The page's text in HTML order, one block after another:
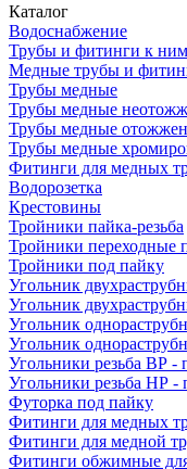
Каталог
Водоснабжение
Трубы и фитинги к ним
Медные трубы и
Трубы медные
Трубы медные
Трубы медные
Трубы медные
Фитинги для медных
Водорозетка
Крестовины
Тройники пайка-резьба
Тройники переходные
Тройники под пайку
Угольник
Угольник
Угольник
Угольник
Угольники резьба ВР -
Угольники резьба НР -
Футорка под пайку
Фитинги для медных
Фитинги для медной
Фитинги обжимные